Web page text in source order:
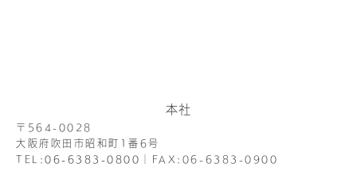
本社
〒564-0028
大阪府吹田市昭和町1番6号
TEL:06-6383-0800 FAX:06-6383-0900